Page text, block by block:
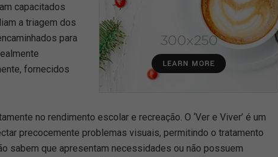
capacitados
a triagem dos
para
fornecidos
no rendimento escolar e recreação. O ‘Ver e Viver’ é um
precocemente problemas visuais, permitindo o tratamento
sabem que apresentam necessidades ou não possuem